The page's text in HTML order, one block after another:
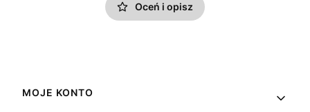
Oceń i opisz
Linki w stopce
MOJE KONTO